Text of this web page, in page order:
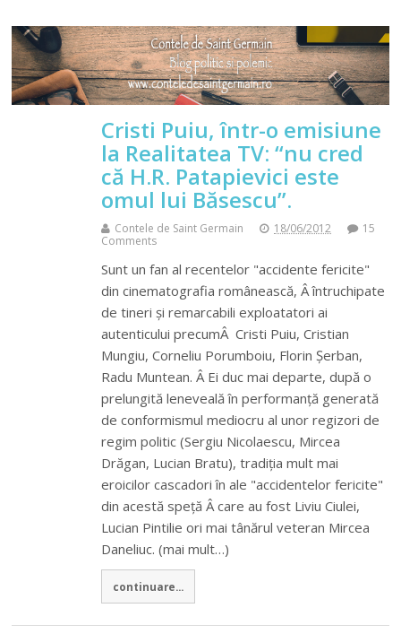
Cristi Puiu, într-o emisiune
la Realitatea TV: “nu cred
că H.R. Patapievici este
omul lui Băsescu”.
Contele de Saint Germain 18/06/2012
15
Comments
Sunt un fan al recentelor "accidente fericite"
din cinematografia românească, Â întruchipate
de tineri și remarcabili exploatatori ai
autenticului precumÂ Cristi Puiu, Cristian
Mungiu, Corneliu Porumboiu, Florin Șerban,
Radu Muntean. Â Ei duc mai departe, după o
prelungită leneveală în performanță generată
de conformismul mediocru al unor regizori de
regim politic (Sergiu Nicolaescu, Mircea
Drăgan, Lucian Bratu), tradiția mult mai
eroicilor cascadori în ale "accidentelor fericite"
din acestă speță Â care au fost Liviu Ciulei,
Lucian Pintilie ori mai tânărul veteran Mircea
Daneliuc. (mai mult…)
continuare...